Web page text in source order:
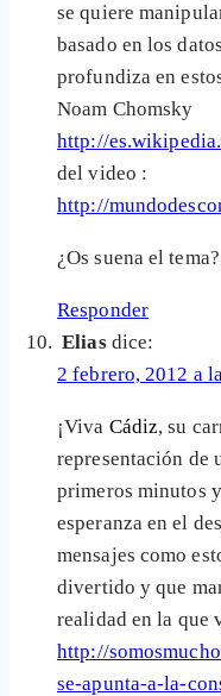
se quiere
basado en los
profundiza en
Noam Chomsky
http://
del video :
http://
¿Os suena el
Responder
Elias dice:
2 febrero, 2012 a
¡Viva Cádiz, su
representación de
primeros minutos
esperanza en el
mensajes como
divertido y que
realidad en la que
http://
se-apunta-a-la-